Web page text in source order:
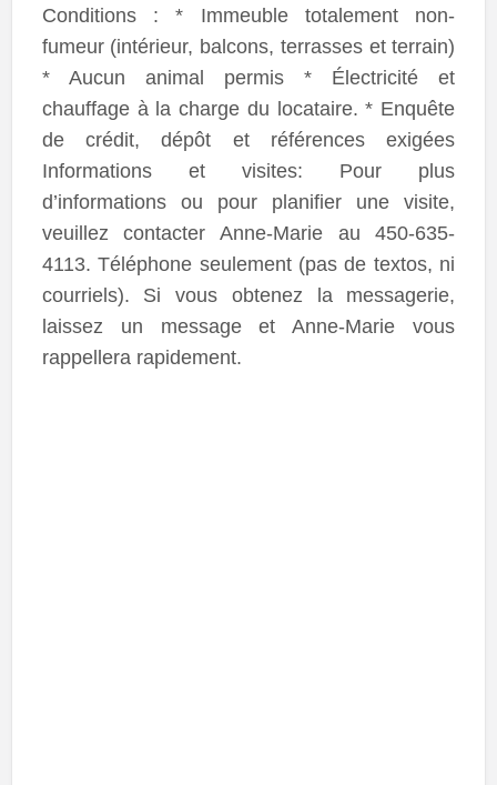
Conditions : * Immeuble totalement non-
fumeur (intérieur, balcons, terrasses et terrain)
* Aucun animal permis * Électricité et
chauffage à la charge du locataire. * Enquête
de crédit, dépôt et références exigées
Informations et visites: Pour plus
d’informations ou pour planifier une visite,
veuillez contacter Anne-Marie au 450-635-
4113. Téléphone seulement (pas de textos, ni
courriels). Si vous obtenez la messagerie,
laissez un message et Anne-Marie vous
rappellera rapidement.